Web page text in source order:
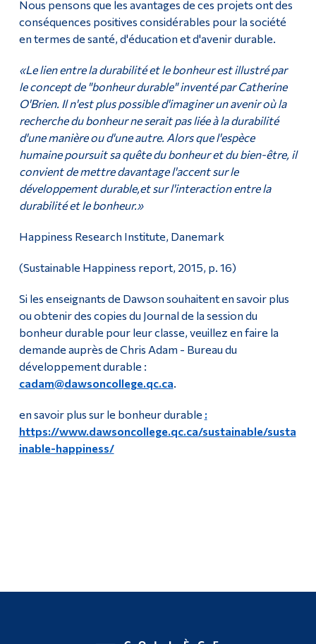
Nous pensons que les avantages de ces projets ont des
conséquences positives considérables pour la société
en termes de santé, d'éducation et d'avenir durable.
«Le lien entre la durabilité et le bonheur est illustré par
le concept de "bonheur durable" inventé par Catherine
O'Brien. Il n'est plus possible d'imaginer un avenir où la
recherche du bonheur ne serait pas liée à la durabilité
d'une manière ou d'une autre. Alors que l'espèce
humaine poursuit sa quête du bonheur et du bien-être, il
convient de mettre davantage l'accent sur le
développement durable,et sur l'interaction entre la
durabilité et le bonheur.»
Happiness Research Institute, Danemark
(Sustainable Happiness report, 2015, p. 16)
Si les enseignants de Dawson souhaitent en savoir plus
ou obtenir des copies du Journal de la session du
bonheur durable pour leur classe, veuillez en faire la
demande auprès de Chris Adam - Bureau du
développement durable :
cadam@dawsoncollege.qc.ca
en savoir plus sur le bonheur durable :
https://www.dawsoncollege.qc.ca/sustainable/susta
inable-happiness/